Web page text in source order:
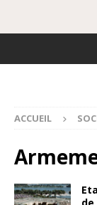
ACCUEIL